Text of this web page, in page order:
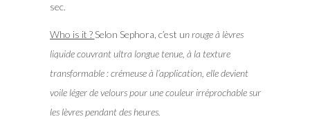
sec.
Who is it ? Selon Sephora, c’est un rouge à lèvres
liquide couvrant ultra longue tenue, à la texture
transformable : crémeuse à l’application, elle devient
voile léger de velours pour une couleur irréprochable sur
les lèvres pendant des heures.